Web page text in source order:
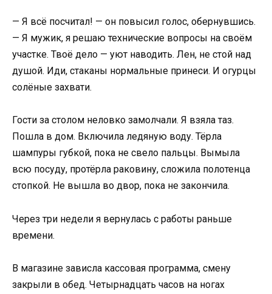
— Я всё посчитал! — он повысил голос, обернувшись.
— Я мужик, я решаю технические вопросы на своём
участке. Твоё дело — уют наводить. Лен, не стой над
душой. Иди, стаканы нормальные принеси. И огурцы
солёные захвати.
Гости за столом неловко замолчали. Я взяла таз.
Пошла в дом. Включила ледяную воду. Тёрла
шампуры губкой, пока не свело пальцы. Вымыла
всю посуду, протёрла раковину, сложила полотенца
стопкой. Не вышла во двор, пока не закончила.
Через три недели я вернулась с работы раньше
времени.
В магазине зависла кассовая программа, смену
закрыли в обед. Четырнадцать часов на ногах